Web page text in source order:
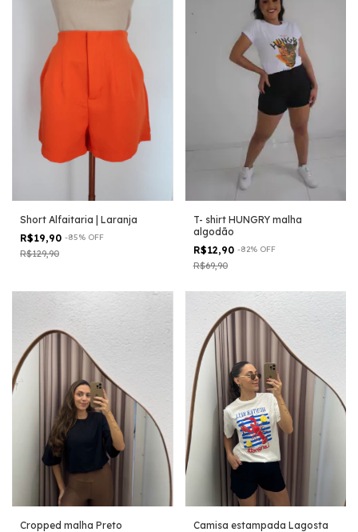
Short Alfaitaria | Laranja
R$19,90 -85% OFF
R$129,90
T- shirt HUNGRY malha
algodão
R$12,90 -82% OFF
R$69,90
Cropped malha Preto
Camisa estampada Lagosta